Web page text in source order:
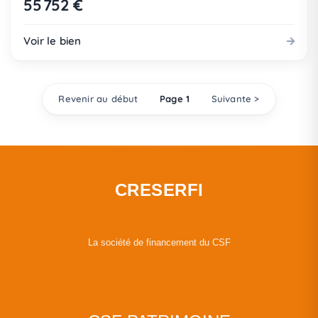
55 752 €
Voir le bien
Revenir au début Page 1 Suivante >
CRESERFI
La société de financement du CSF